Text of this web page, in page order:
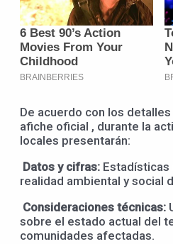
De acuerdo con los
afiche oficial , durante la
locales presentarán:
Datos y cifras: Estadísticas
realidad ambiental y social
Consideraciones técnicas:
sobre el estado actual del
comunidades afectadas.